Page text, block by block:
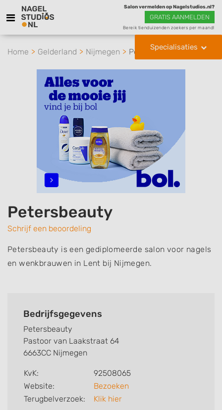
Salon vermelden op Nagelstudios.nl?
GRATIS AANMELDEN
Bereik tienduizenden zoekers per maand!
Specialisaties
Home Gelderland Nijmegen Petersbeauty
Petersbeauty
Schrijf een beoordeling
Petersbeauty is een gediplomeerde salon voor nagels
en wenkbrauwen in Lent bij Nijmegen.
Bedrijfsgegevens
Petersbeauty
Pastoor van Laakstraat 64
6663CC Nijmegen
KvK:
92508065
Website:
Bezoeken
Terugbelverzoek:
Klik hier